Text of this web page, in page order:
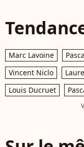
Marc Lavoine
Vincent Niclo
Louis Ducruet